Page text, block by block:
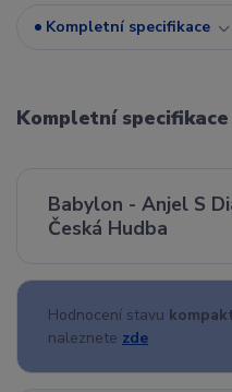
Kompletní specifikace
Kompletní specifikace
Babylon - Anjel S
Česká Hudba
Hodnocení stavu
naleznete zde